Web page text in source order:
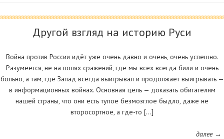
Другой взгляд на историю Руси
Война против России идёт уже очень давно и очень, очень успешно.
Разумеется, не на полях сражений, где мы всех всегда били и очень
больно, а там, где Запад всегда выигрывал и продолжает выигрывать —
в информационных войнах. Основная цель — доказать обитателям
нашей страны, что они есть тупое безмозглое быдло, даже не
второсортное, а где-то […]
далее →